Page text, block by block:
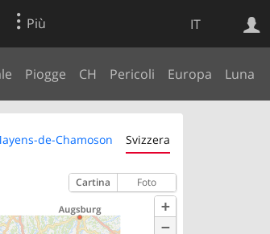
IT
Più
Piogge CH Pericoli Europa Luna
de-Chamoson Svizzera
Cartina Foto
+
−
Ricerca Web